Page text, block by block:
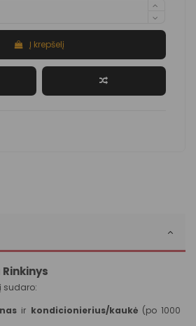
Į krepšelį
Rinkinys
sudaro:
ir kondicionierius/kaukė(po 1000